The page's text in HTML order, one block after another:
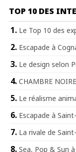
TOP 10 DES
Le Top 10 des
Escapade à
Le design selon
CHAMBRE
Le réalisme
Escapade à
La rivale de
Sea, Pop & Sun